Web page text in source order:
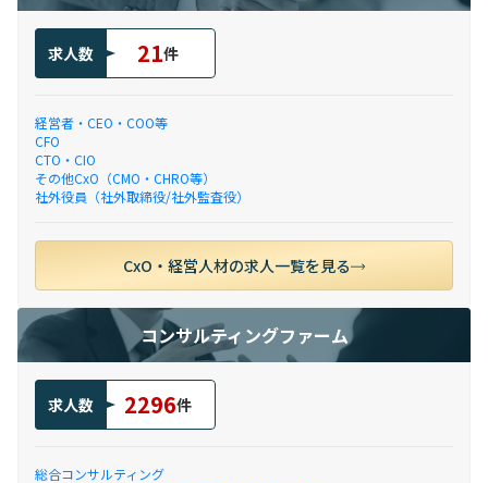
求人数 21件
経営者・CEO・COO等
CFO
CTO・CIO
その他CxO（CMO・CHRO等）
社外役員（社外取締役/社外監査役）
CxO・経営人材の求人一覧を見る
コンサルティングファーム
求人数 2296件
総合コンサルティング